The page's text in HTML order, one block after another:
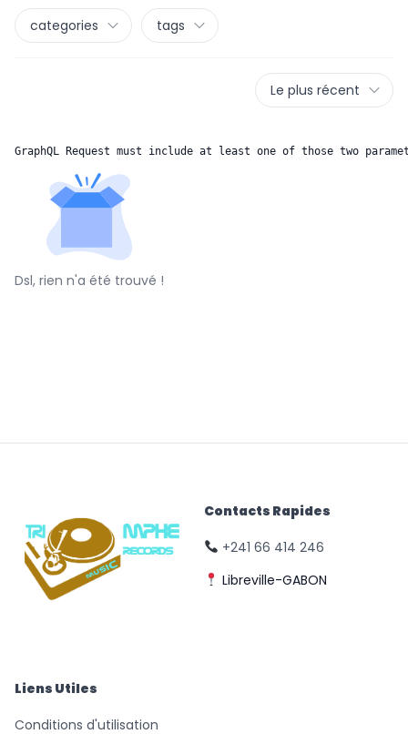
categories tags
Le plus récent
GraphQL Request must include at least one of those two
Dsl, rien n'a été trouvé !
Contacts Rapides
+241 66 414 246
Libreville-GABON
Liens Utiles
Conditions d'utilisation